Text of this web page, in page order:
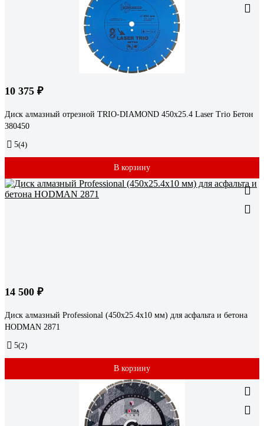
10 375 ₽
Диск алмазный отрезной TRIO-DIAMOND 450x25.4 Laser Trio Бетон
380450
5(4)
В корзину
14 500 ₽
Диск алмазный Professional (450x25.4x10 мм) для асфальта и бетона
HODMAN 2871
5(2)
В корзину